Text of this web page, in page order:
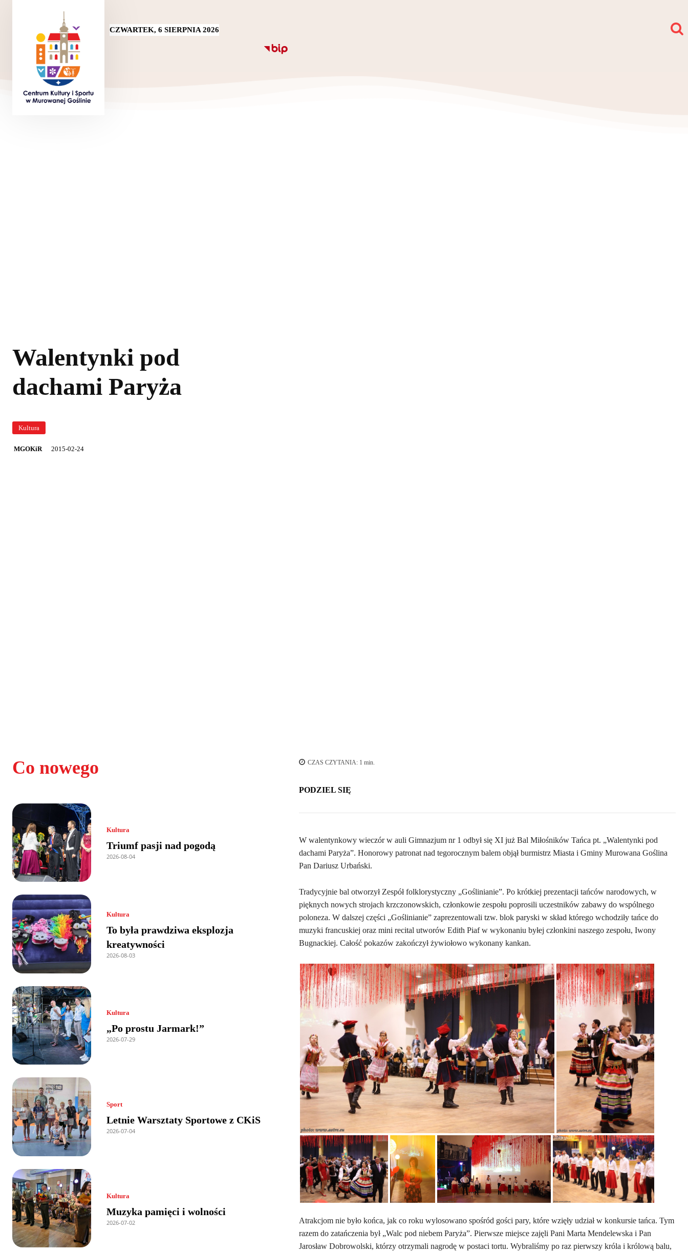
CZWARTEK, 6 SIERPNIA 2026
Walentynki pod
dachami Paryża
Kultura
MGOKiR 2015-02-24
Co nowego
Kultura
Triumf pasji nad pogodą
2026-08-04
Kultura
To była prawdziwa eksplozja
kreatywności
2026-08-03
Kultura
„Po prostu Jarmark!”
2026-07-29
Sport
Letnie Warsztaty Sportowe z CKiS
2026-07-04
Kultura
Muzyka pamięci i wolności
2026-07-02
CZAS CZYTANIA: 1 min.
PODZIEL SIĘ
W walentynkowy wieczór w auli Gimnazjum nr 1 odbył się XI już Bal Miłośników Tańca pt. „Walentynki pod
dachami Paryża”. Honorowy patronat nad tegorocznym balem objął burmistrz Miasta i Gminy Murowana Goślina
Pan Dariusz Urbański.
Tradycyjnie bal otworzył Zespół folklorystyczny „Goślinianie”. Po krótkiej prezentacji tańców narodowych, w
pięknych nowych strojach krzczonowskich, członkowie zespołu poprosili uczestników zabawy do wspólnego
poloneza. W dalszej części „Goślinianie” zaprezentowali tzw. blok paryski w skład którego wchodziły tańce do
muzyki francuskiej oraz mini recital utworów Edith Piaf w wykonaniu byłej członkini naszego zespołu, Iwony
Bugnackiej. Całość pokazów zakończył żywiołowo wykonany kankan.
Atrakcjom nie było końca, jak co roku wylosowano spośród gości pary, które wzięły udział w konkursie tańca. Tym
razem do zatańczenia był „Walc pod niebem Paryża”. Pierwsze miejsce zajęli Pani Marta Mendelewska i Pan
Jarosław Dobrowolski, którzy otrzymali nagrodę w postaci tortu. Wybraliśmy po raz pierwszy króla i królową balu,